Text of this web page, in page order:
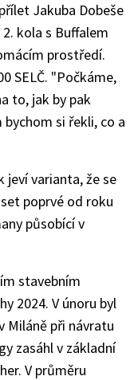
Jakuba Dobeše
kola s Buffalem
prostředí.
SELČ. "Počkáme,
to, jak by pak
si řekli, co a
jeví varianta, že se
poprvé od roku
působící v
stavebním
2024. V únoru byl
Miláně při návratu
zasáhl v základní
V průměru